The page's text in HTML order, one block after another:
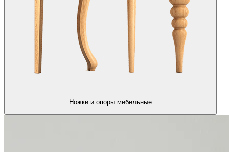
Ножки и опоры мебельные